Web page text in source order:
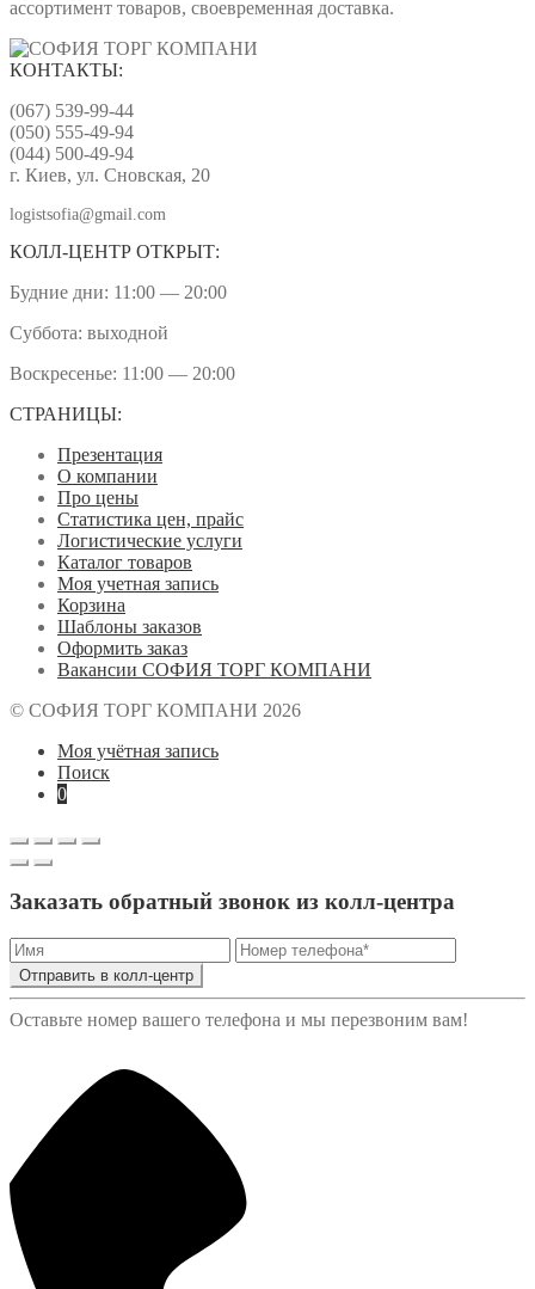
ассортимент товаров, своевременная доставка.
КОНТАКТЫ:
(067) 539-99-44
(050) 555-49-94
(044) 500-49-94
г. Киев, ул. Сновская, 20
logistsofia@gmail.com
КОЛЛ-ЦЕНТР ОТКРЫТ:
Будние дни: 11:00 — 20:00
Суббота: выходной
Воскресенье: 11:00 — 20:00
СТРАНИЦЫ:
Презентация
О компании
Про цены
Статистика цен, прайс
Логистические услуги
Каталог товаров
Моя учетная запись
Корзина
Шаблоны заказов
Оформить заказ
Вакансии СОФИЯ ТОРГ КОМПАНИ
© СОФИЯ ТОРГ КОМПАНИ 2026
Моя учётная запись
Поиск
0
Заказать обратный звонок из колл-центра
Отправить в колл-центр
Оставьте номер вашего телефона и мы перезвоним вам!